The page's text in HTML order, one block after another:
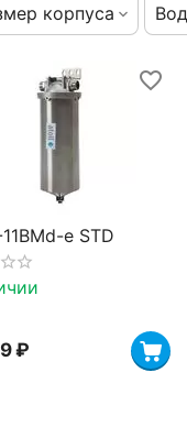
корпуса
e STD
₽